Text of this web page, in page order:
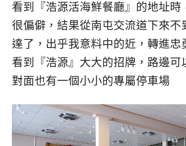
看到『浩源活海鮮餐廳』的地址時
很偏僻，結果從南屯交流道下來不
達了，出乎我意料中的近，轉進忠
看到『浩源』大大的招牌，路邊可
對面也有一個小小的專屬停車場